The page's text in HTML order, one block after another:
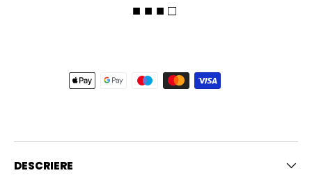
■ ■ ■ □
DESCRIERE